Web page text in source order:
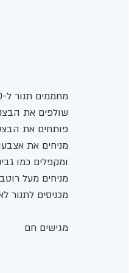
מחממים תנור ל-180 מעלות
שולפים את
פותחים את
מניחים את
ומקפלים כמו
מניחים מעל
מכניסים לתנור לאפייה כ-20
מגישים חם